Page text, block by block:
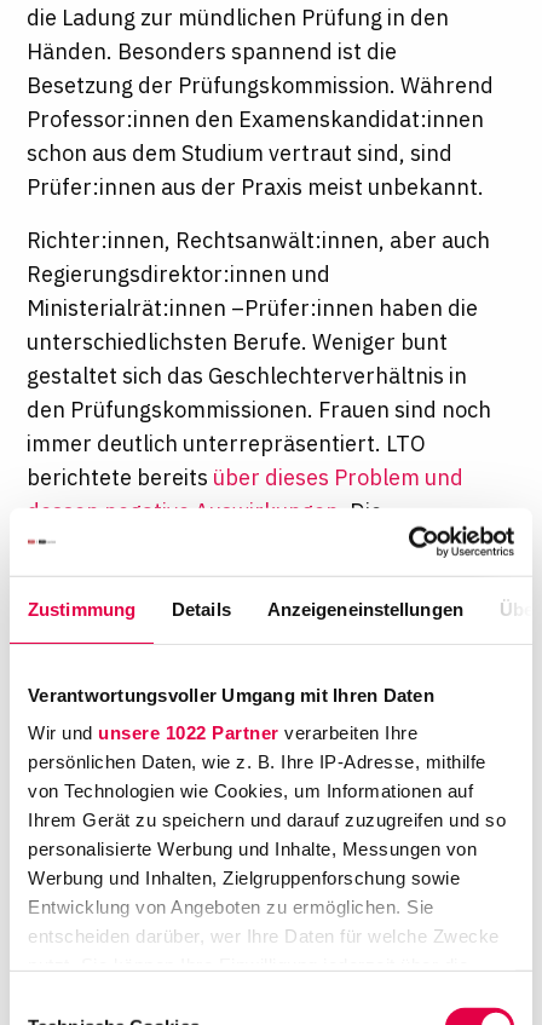
Zustimmung Details Anzeigeneinstellungen
Verantwortungsvoller Umgang mit Ihren Daten
Wir und unsere 1022 Partner verarbeiten Ihre
persönlichen Daten, wie z. B. Ihre IP-Adresse, mithilfe
von Technologien wie Cookies, um Informationen auf
Ihrem Gerät zu speichern und darauf zuzugreifen und so
personalisierte Werbung und Inhalte, Messungen von
Werbung und Inhalten, Zielgruppenforschung sowie
Entwicklung von Angeboten zu ermöglichen. Sie
entscheiden darüber, wer Ihre Daten für welche Zwecke
die Ladung zur mündlichen Prüfung in den
Händen. Besonders spannend ist die
Besetzung der Prüfungskommission. Während
Professor:innen den Examenskandidat:innen
schon aus dem Studium vertraut sind, sind
Prüfer:innen aus der Praxis meist unbekannt.
Richter:innen, Rechtsanwält:innen, aber auch
Regierungsdirektor:innen und
Ministerialrät:innen –Prüfer:innen haben die
unterschiedlichsten Berufe. Weniger bunt
gestaltet sich das Geschlechterverhältnis in
den Prüfungskommissionen. Frauen sind noch
immer deutlich unterrepräsentiert. LTO
berichtete bereits über dieses Problem und
dessen negative Auswirkungen . Die
Prüfungsämter sind sich dem Problem
bewusst und werben regelmäßig um neue
Prüfer:innen. Unterstützung gibt es auch aus
studentischen Reihen, etwa mit der
rechtswissenschaftlicher Fachschaften in
Baden-Württemberg. Wer die Befähigung zum
Richteramt hat und mehrjährige
Berufserfahrung, kann sich grundsätzlich an
die Prüfungsämter wenden für eine
Prüfertätigkeit.
Erste Anhaltspunkte, auf welche Themen die
jeweiligen Prüfer:innen besonders Wert legen,